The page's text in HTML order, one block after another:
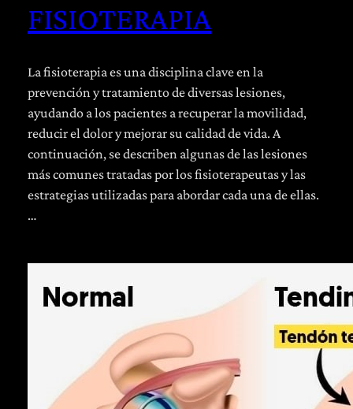
FISIOTERAPIA
La fisioterapia es una disciplina clave en la
prevención y tratamiento de diversas lesiones,
ayudando a los pacientes a recuperar la movilidad,
reducir el dolor y mejorar su calidad de vida. A
continuación, se describen algunas de las lesiones
más comunes tratadas por los fisioterapeutas y las
estrategias utilizadas para abordar cada una de ellas.
…